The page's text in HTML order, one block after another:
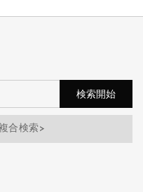
合検索>